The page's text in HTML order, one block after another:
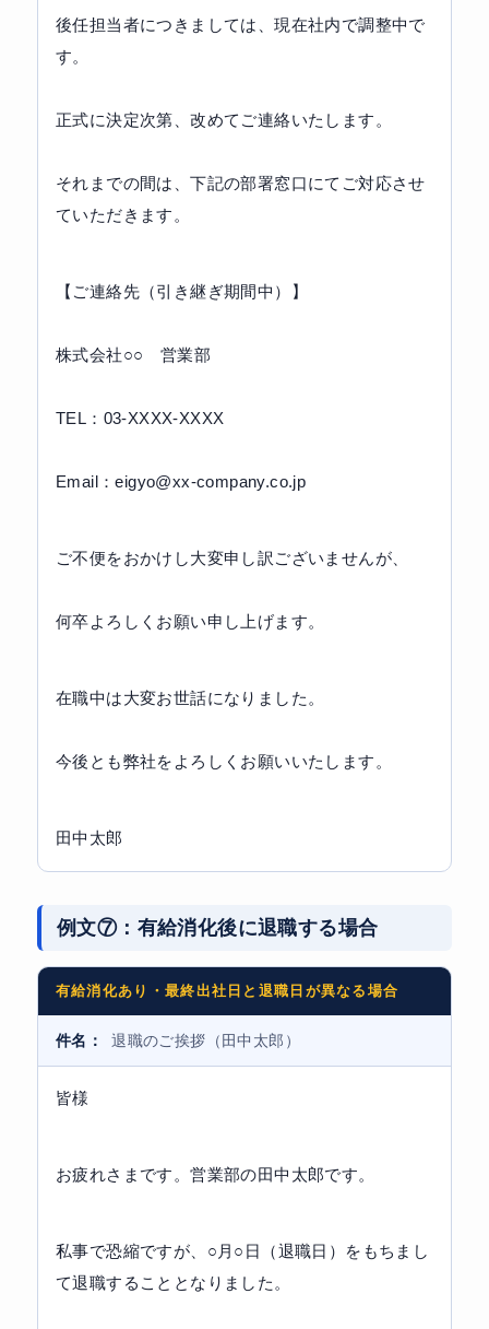
後任担当者につきましては、現在社内で調整中で
す。
正式に決定次第、改めてご連絡いたします。
それまでの間は、下記の部署窓口にてご対応させ
ていただきます。
【ご連絡先（引き継ぎ期間中）】
株式会社○○　営業部
TEL：03-XXXX-XXXX
Email：eigyo@xx-company.co.jp
ご不便をおかけし大変申し訳ございませんが、
何卒よろしくお願い申し上げます。
在職中は大変お世話になりました。
今後とも弊社をよろしくお願いいたします。
田中太郎
例文⑦：有給消化後に退職する場合
有給消化あり・最終出社日と退職日が異なる場合
件名： 退職のご挨拶（田中太郎）
皆様
お疲れさまです。営業部の田中太郎です。
私事で恐縮ですが、○月○日（退職日）をもちまし
て退職することとなりました。